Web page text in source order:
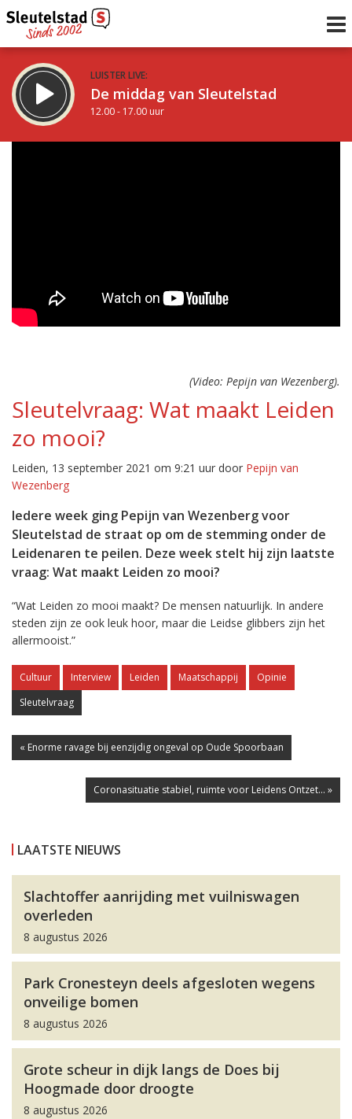
LUISTER LIVE:
De middag van Sleutelstad
12.00 - 17.00 uur
(Video: Pepijn van Wezenberg).
Sleutelvraag: Wat maakt Leiden
zo mooi?
Leiden, 13 september 2021 om 9:21 uur door Pepijn van
Wezenberg
Iedere week ging Pepijn van Wezenberg voor
Sleutelstad de straat op om de stemming onder de
Leidenaren te peilen. Deze week stelt hij zijn laatste
vraag: Wat maakt Leiden zo mooi?
“Wat Leiden zo mooi maakt? De mensen natuurlijk. In andere
steden zijn ze ook leuk hoor, maar die Leidse glibbers zijn het
allermooist.”
Cultuur Interview Leiden Maatschappij
Opinie
Sleutelvraag
« Enorme ravage bij eenzijdig ongeval op Oude Spoorbaan
Coronasituatie stabiel, ruimte voor Leidens Ontzet... »
LAATSTE NIEUWS
Slachtoffer aanrijding met vuilniswagen
overleden
8 augustus 2026
Park Cronesteyn deels afgesloten wegens
onveilige bomen
8 augustus 2026
Grote scheur in dijk langs de Does bij
Hoogmade door droogte
8 augustus 2026